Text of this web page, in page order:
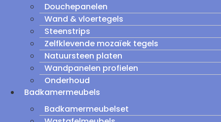
Douchepanelen
Wand & vloertegels
Steenstrips
Zelfklevende mozaïek tegels
Natuursteen platen
Wandpanelen profielen
Onderhoud
Badkamermeubels
Badkamermeubelset